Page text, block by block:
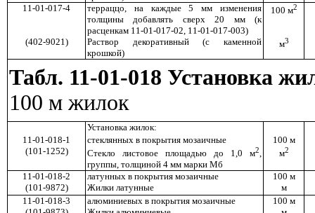
11-01-017-4
терраццо, на каждые 5 мм изменения
толщины добавлять сверх 20 мм (к
расценкам 11-01-017-02, 11-01-017-003)
100 м2
(402-9021)
Раствор декоративный (с каменной
крошкой)
м3
Табл. 11-01-018 Установка
100 м жилок
Установка жилок:
11-01-018-1
стеклянных в покрытия мозаичные
100 м
(101-1252)
Стекло листовое площадью до 1,0 м2,
группы, толщиной 4 мм марки Мб
м2
11-01-018-2 латунных в покрытия мозаичные
100 м
(101-9872)
Жилки латунные
м
11-01-018-3
алюминиевых в покрытия мозаичные
100 м